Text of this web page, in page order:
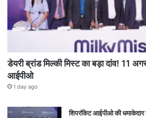
डेयरी ब्रांड मिल्की मिस्ट का बड़ा दांव! 11
आईपीओ
1 day ago
शिपरॉकेट आईपीओ की